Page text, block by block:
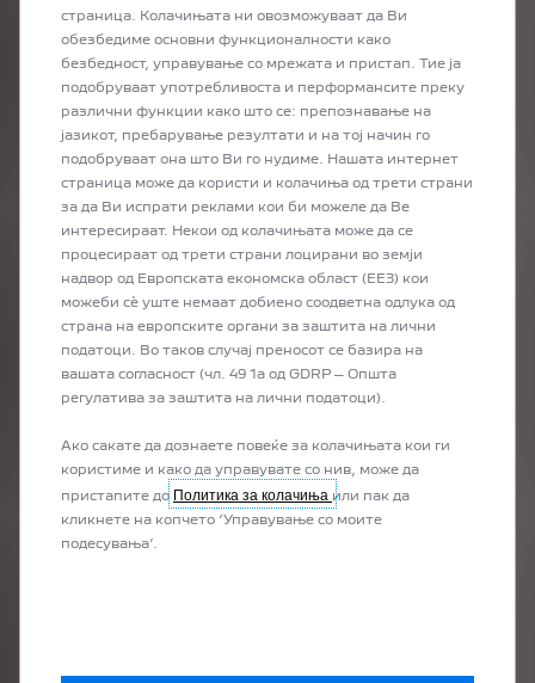
PRÉCÉDENT
ПОБАРАЈТЕ ПОНУДА
ЗА ВАШЕТО
ОМИЛЕНО PEUGEOT
ВОЗИЛО
Со само еден клик од удобноста на
вашиот дом може да добиете
персонализирана понуда за вашето
омилено PEUGEOT возило и да
продажен референт.
страница. Колачињата ни овозможуваат да Ви
обезбедиме основни функционалности како
безбедност, управување со мрежата и пристап. Тие ја
подобруваат употребливоста и перформансите преку
различни функции како што се: препознавање на
јазикот, пребарување резултати и на тој начин го
подобруваат она што Ви го нудиме. Нашата интернет
страница може да користи и колачиња од трети страни
за да Ви испрати реклами кои би можеле да Ве
интересираат. Некои од колачињата може да се
процесираат од трети страни лоцирани во земји
надвор од Европската економска област (ЕЕЗ) кои
можеби сѐ уште немаат добиено соодветна одлука од
страна на европските органи за заштита на лични
податоци. Во таков случај преносот се базира на
вашата согласност (чл. 49 1а од GDRP – Општа
регулатива за заштита на лични податоци).
Ако сакате да дознаете повеќе за колачињата кои ги
користиме и како да управувате со нив, може да
пристапите до Политика за колачиња или пак да
кликнете на копчето ‘Управување со моите
подесувања’.